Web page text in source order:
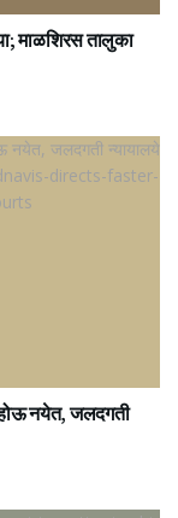
माळशिरस तालुका
होऊ नयेत, जलदगती